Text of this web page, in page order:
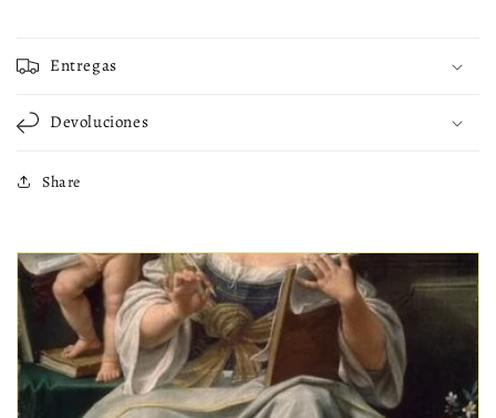
Entregas
Devoluciones
Share